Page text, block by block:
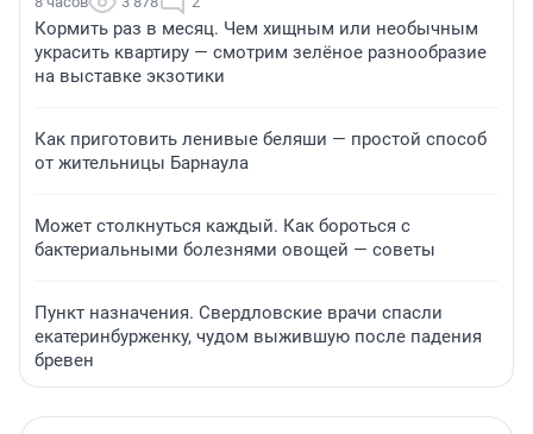
Кормить раз в месяц. Чем хищным или необычным
украсить квартиру — смотрим зелёное разнообразие
на выставке экзотики
Как приготовить ленивые беляши — простой способ
от жительницы Барнаула
Может столкнуться каждый. Как бороться с
бактериальными болезнями овощей — советы
Пункт назначения. Свердловские врачи спасли
екатеринбурженку, чудом выжившую после падения
бревен